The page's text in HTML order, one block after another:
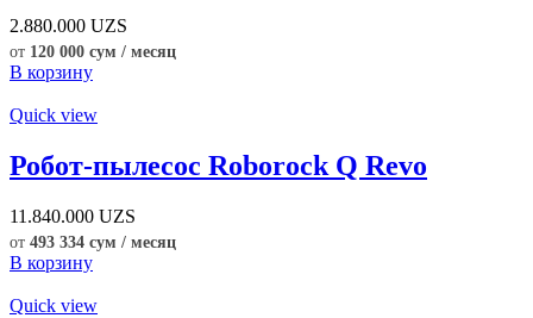
2.880.000 UZS
от 120 000 сум / месяц
В корзину
Quick view
Робот-пылесос Roborock Q Revo
11.840.000 UZS
от 493 334 сум / месяц
В корзину
Quick view